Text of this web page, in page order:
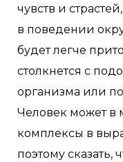
чувств и
в поведении
будет легче
столкнется с
организма или
Человек может в
комплексы в
поэтому сказать,